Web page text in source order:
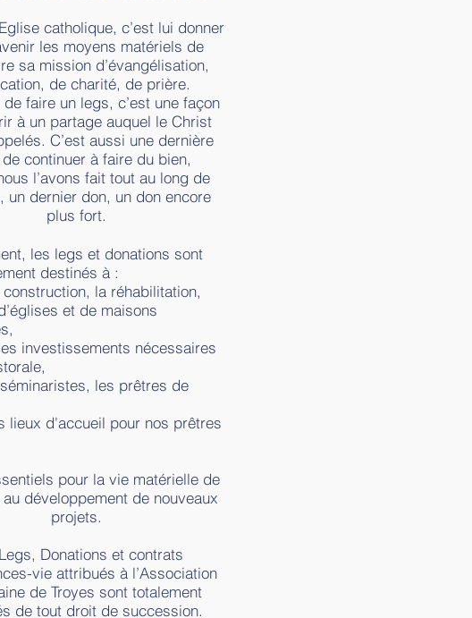
catholique, c’est lui donner
les moyens matériels de
sa mission d’évangélisation,
de charité, de prière.
faire un legs, c’est une façon
à un partage auquel le Christ
C’est aussi une dernière
continuer à faire du bien,
l’avons fait tout au long de
un dernier don, un don encore
plus fort.
les legs et donations sont
destinés à :
la réhabilitation,
et de maisons
investissements nécessaires
les prêtres de
lieux d'accueil pour nos prêtres
pour la vie matérielle de
au développement de nouveaux
projets.
Donations et contrats
vie attribués à l’Association
de Troyes sont totalement
de tout droit de succession.